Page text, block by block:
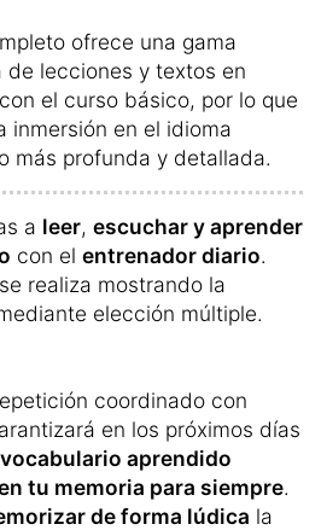
ofrece una gama
de lecciones y textos en
el curso básico, por lo que
inmersión en el idioma
más profunda y detallada.
a leer, escuchar y aprender
con el entrenador diario.
realiza mostrando la
elección múltiple.
coordinado con
en los próximos días
aprendido
tu memoria para siempre.
de forma lúdica la